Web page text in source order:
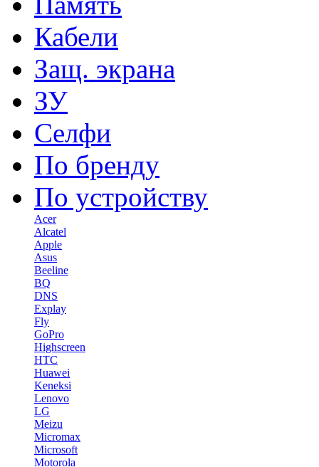
Кабели
Защ. экрана
ЗУ
Селфи
По бренду
По устройству
Acer
Alcatel
Apple
Asus
Beeline
BQ
DNS
Explay
Fly
GoPro
Highscreen
HTC
Huawei
Keneksi
Lenovo
LG
Meizu
Micromax
Microsoft
Motorola